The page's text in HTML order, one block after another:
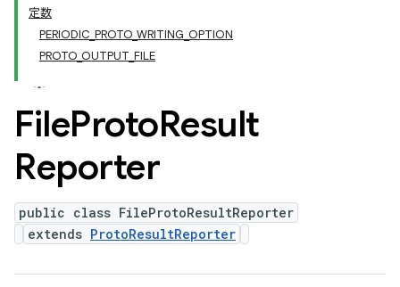
定数
PERIODIC_PROTO_WRITING_OPTION
PROTO_OUTPUT_FILE
FileProtoResult
Reporter
public class FileProtoResultReporter
extends ProtoResultReporter